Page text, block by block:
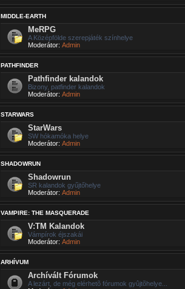
MIDDLE-EARTH
MeRPG
A Középfölde szerepjáték színhelye
Moderátor: Admin
PATHFINDER
Pathfinder kalandok
Bizony, patfinder kalandok
Moderátor: Admin
STARWARS
StarWars
SW hókamóka helye
Moderátor: Admin
SHADOWRUN
Shadowrun
SR kalandok gyűjtőhelye
Moderátor: Admin
VAMPIRE: THE MASQUERADE
V:TM Kalandok
Vámpírok éjszakái
Moderátor: Admin
ARHÍVUM
Archívált Fórumok
A lezárt, de még elérhetõ fórumok gyûjtõhelye...